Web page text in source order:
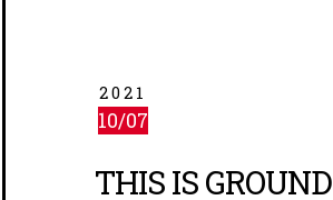
2021
10/07
THIS IS GROUND